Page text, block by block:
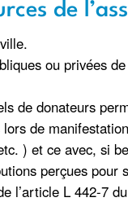
de
ou privées
de donateurs
de
) et ce avec, si
perçues pour
l’article L 442-7